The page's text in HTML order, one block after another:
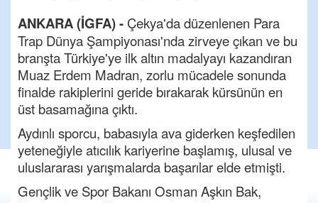
ANKARA (İGFA) - Çekya'da düzenlenen Para
Trap Dünya Şampiyonası'nda zirveye çıkan ve bu
branşta Türkiye'ye ilk altın madalyayı kazandıran
Muaz Erdem Madran, zorlu mücadele sonunda
finalde rakiplerini geride bırakarak kürsünün en
üst basamağına çıktı.
Aydınlı sporcu, babasıyla ava giderken keşfedilen
yeteneğiyle atıcılık kariyerine başlamış, ulusal ve
uluslararası yarışmalarda başarılar elde etmişti.
Gençlik ve Spor Bakanı Osman Aşkın Bak,